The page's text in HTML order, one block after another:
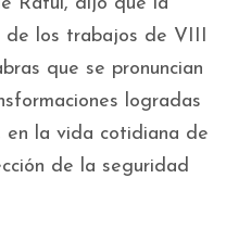
Raful, dijo que la
los trabajos de VIII
que se pronuncian
logradas
en la vida cotidiana de
de la seguridad